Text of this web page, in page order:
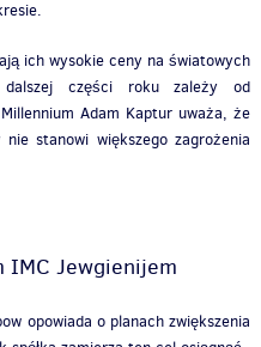
ich wysokie ceny na światowych
części roku zależy od
Adam Kaptur uważa, że
stanowi większego zagrożenia
IMC Jewgienijem
opowiada o planach zwiększenia